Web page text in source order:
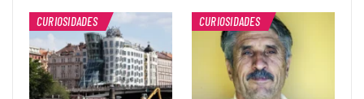
CURIOSIDADES CURIOSIDADES